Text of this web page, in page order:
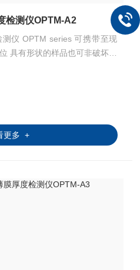
检测仪OPTM-A2
series 可携带至现
具有形状的样品也可非破坏的
更多 +